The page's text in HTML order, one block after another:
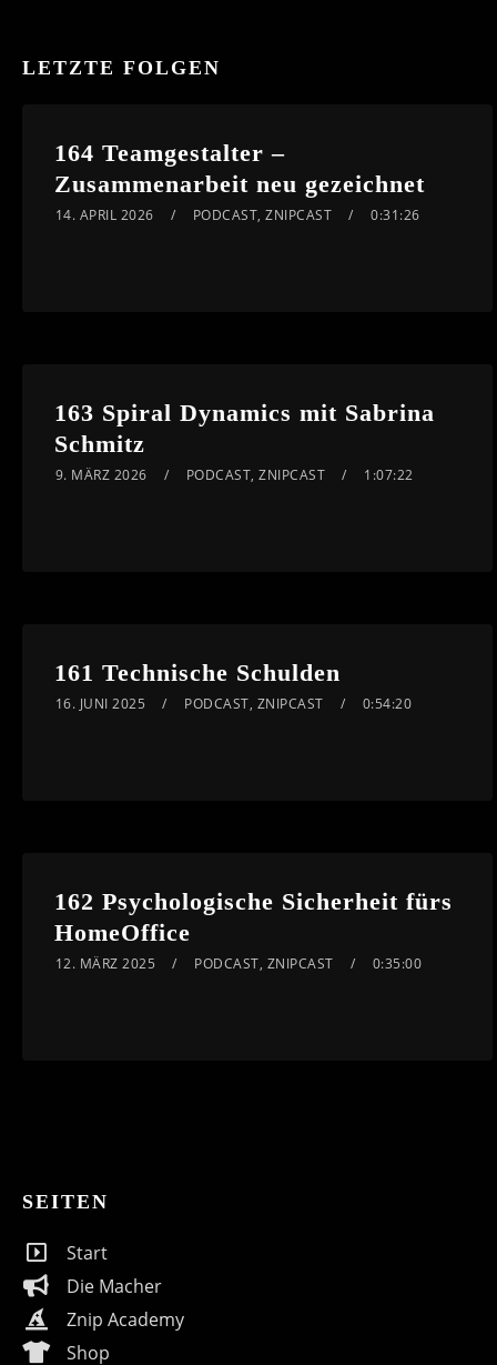
LETZTE FOLGEN
164 Teamgestalter –
Zusammenarbeit neu gezeichnet
14. APRIL 2026 PODCAST,ZNIPCAST 0:31:26
163 Spiral Dynamics mit Sabrina
Schmitz
9. MÄRZ 2026 PODCAST,ZNIPCAST 1:07:22
161 Technische Schulden
16. JUNI 2025 PODCAST, ZNIPCAST 0:54:20
162 Psychologische Sicherheit fürs
HomeOffice
12. MÄRZ 2025 PODCAST, ZNIPCAST 0:35:00
SEITEN
Start
Die Macher
Znip Academy
Shop